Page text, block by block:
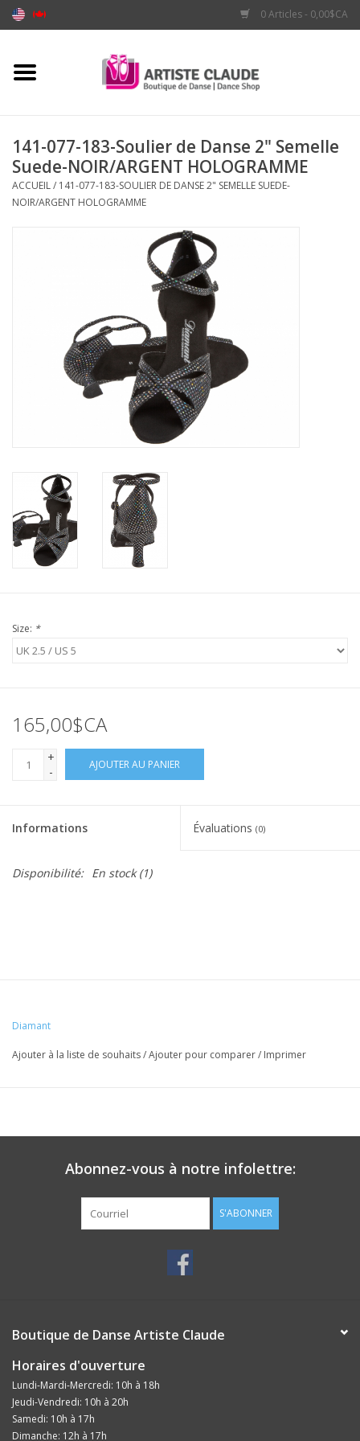
0 Articles - 0,00$CA
Accueil
Vêtements
141-077-183-Soulier de Danse 2" Semelle
Suede-NOIR/ARGENT HOLOGRAMME
ACCUEIL/ 141-077-183-SOULIER DE DANSE 2" SEMELLE SUEDE-
NOIR/ARGENT HOLOGRAMME
Size: *
165,00$CA
+
-
AJOUTER AU PANIER
Informations Évaluations (0)
Disponibilité: En stock(1)
Diamant
Ajouter à la liste de souhaits/Ajouter pour comparer/ Imprimer
Abonnez-vous à notre infolettre:
S'ABONNER
Boutique de Danse Artiste Claude
Horaires d'ouverture
Lundi-Mardi-Mercredi: 10h à 18h
Jeudi-Vendredi: 10h à 20h
Samedi: 10h à 17h
Dimanche: 12h à 17h